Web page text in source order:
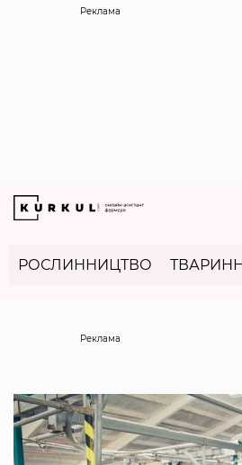
Реклама
РОСЛИННИЦТВО
Реклама